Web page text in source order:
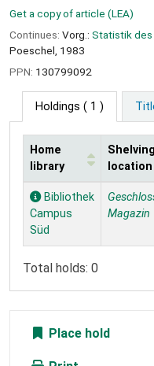
Get a copy of article (LEA)
Continues: Vorg.: Statistik des
Poeschel, 1983
PPN: 130799092
Holdings ( 1 )
Holdings
Home
library
Shelving
location
Bibliothek
Campus
Süd
Magazin
Total holds: 0
Place hold